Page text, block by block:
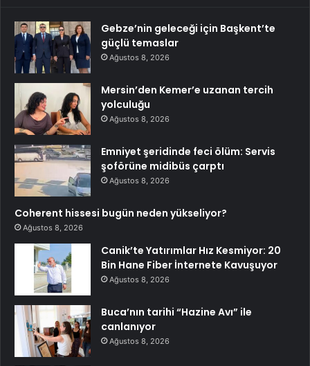
Gebze’nin geleceği için Başkent’te
güçlü temaslar
Ağustos 8, 2026
Mersin’den Kemer’e uzanan tercih
yolculuğu
Ağustos 8, 2026
Emniyet şeridinde feci ölüm: Servis
şoförüne midibüs çarptı
Ağustos 8, 2026
Coherent hissesi bugün neden yükseliyor?
Ağustos 8, 2026
Canik’te Yatırımlar Hız Kesmiyor: 20
Bin Hane Fiber İnternete Kavuşuyor
Ağustos 8, 2026
Buca’nın tarihi “Hazine Avı” ile
canlanıyor
Ağustos 8, 2026